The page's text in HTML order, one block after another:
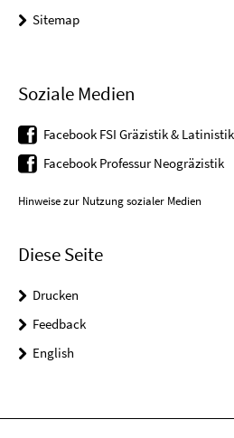
Sitemap
Soziale Medien
Facebook FSI Gräzistik & Latinistik
Facebook Professur Neogräzistik
Hinweise zur Nutzung sozialer Medien
Diese Seite
Drucken
Feedback
English